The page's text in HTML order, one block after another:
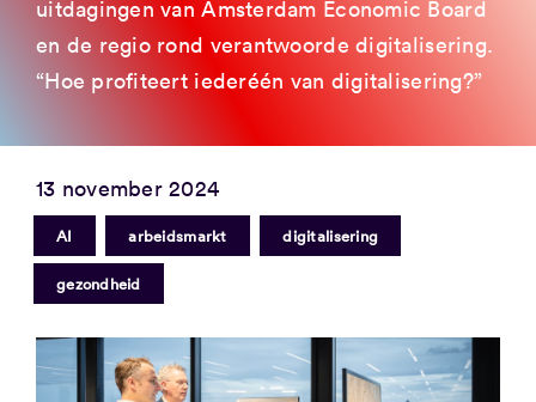
uitdagingen van Amsterdam Economic Board
en de regio rond verantwoorde digitalisering.
“Hoe profiteert iederéén van digitalisering?”
13 november 2024
AI arbeidsmarkt digitalisering
gezondheid